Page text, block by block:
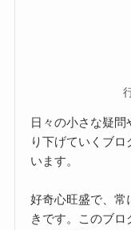
日々の小さな疑
り下げていくブ
います。
好奇心旺盛で、常
きです。このブロ